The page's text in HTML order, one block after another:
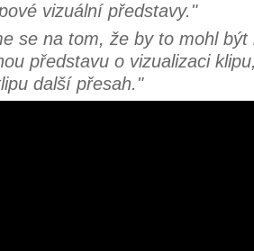
vizuální představy."
se na tom, že by to mohl
představu o vizualizaci
další přesah."